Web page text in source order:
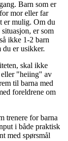
Barn som er
mor eller far
er mulig. Om du
er som
ikke 1-2 barn
du er usikker.
skal ikke
"heiing" av
til barna med
foreldrene om
trenere for barna
i både praktisk
med spørsmål